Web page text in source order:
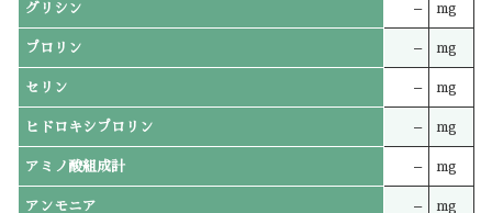
グリシン – mg
プロリン – mg
セリン – mg
ヒドロキシプロリン – mg
アミノ酸組成計 – mg
アンモニア – mg